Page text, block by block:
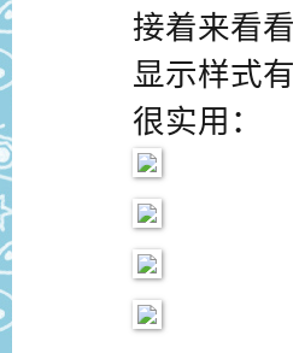
接着来看
显示样式
很实用：